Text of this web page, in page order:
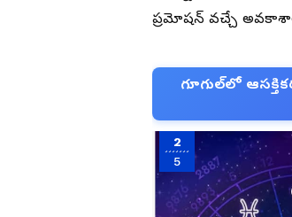
ప్రమోషన్ వచ్చే
గూగుల్‌లో
2
5